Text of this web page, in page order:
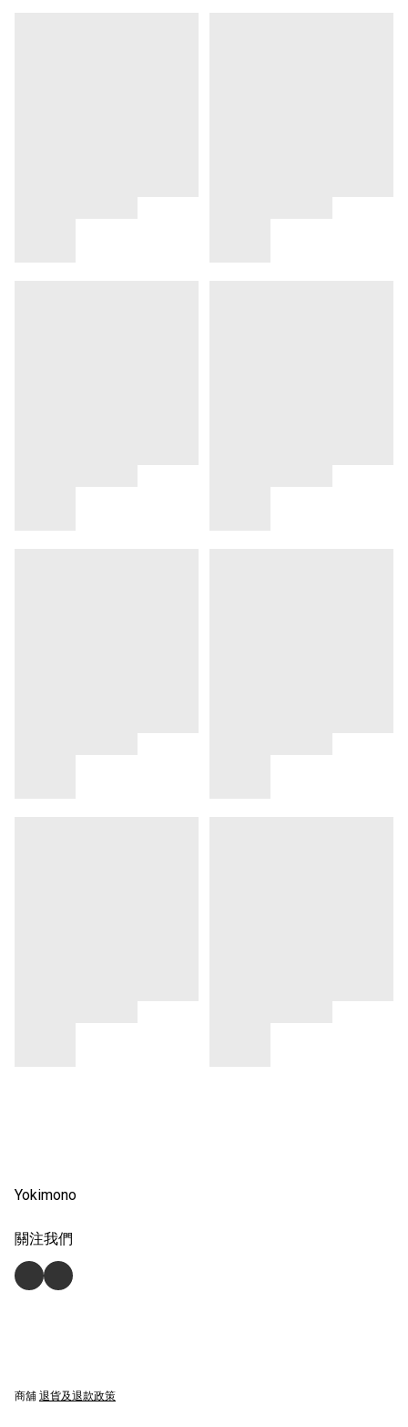
Yokimono
關注我們
商舖 退貨及退款政策